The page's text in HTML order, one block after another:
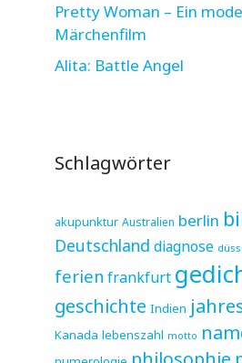
Pretty Woman – Ein
Märchenfilm
Alita: Battle Angel
Schlagwörter
akupunktur Australien berlin
Deutschland diagnose
ferien frankfurt
geschichte Indien
Kanada lebenszahl motto